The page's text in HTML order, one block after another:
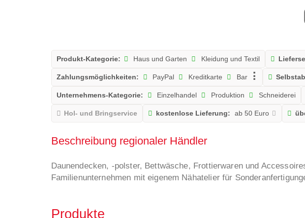
Produkt-Kategorie: Haus und Garten Kleidung und Textil
Zahlungsmöglichkeiten: PayPal Kreditkarte Bar
Unternehmens-Kategorie: Einzelhandel Produktion Schneiderei
Hol- und Bringservice kostenlose Lieferung: ab 50 Euro
Beschreibung regionaler Händler
Daunendecken, -polster, Bettwäsche, Frottierwaren und
Familienunternehmen mit eigenem Nähatelier für
Produkte